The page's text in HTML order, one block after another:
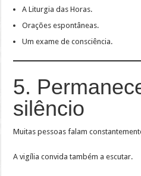
A Liturgia das Horas.
Orações espontâneas.
Um exame de consciência.
5.
silêncio
Muitas pessoas falam
A vigília convida também a escutar.